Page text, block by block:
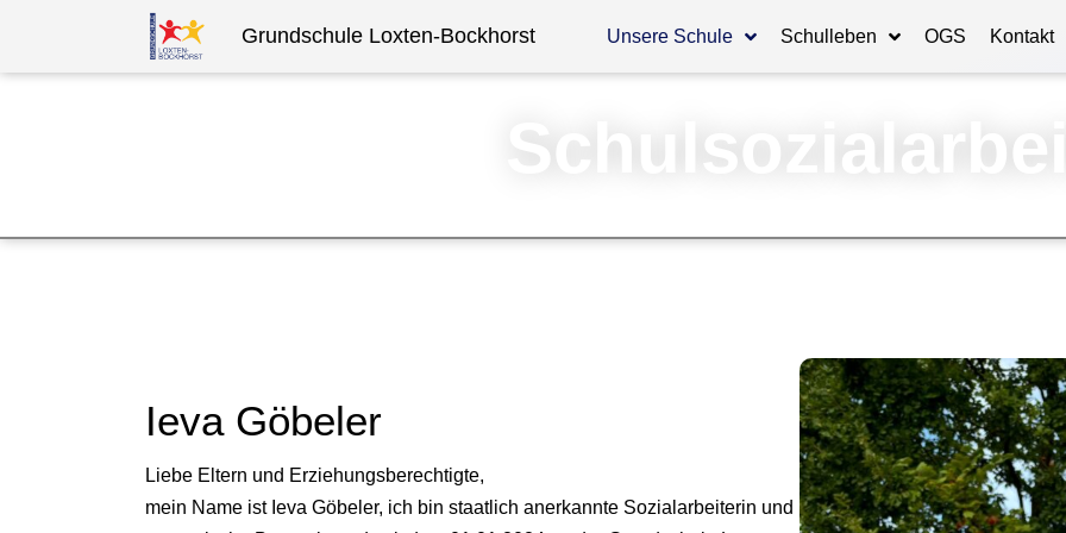
Grundschule Loxten-Bockhorst Unsere Schule Schulleben OGS Kontakt
Ieva Göbeler
Liebe Eltern und Erziehungsberechtigte,
mein Name ist Ieva Göbeler, ich bin staatlich anerkannte Sozialarbeiterin und